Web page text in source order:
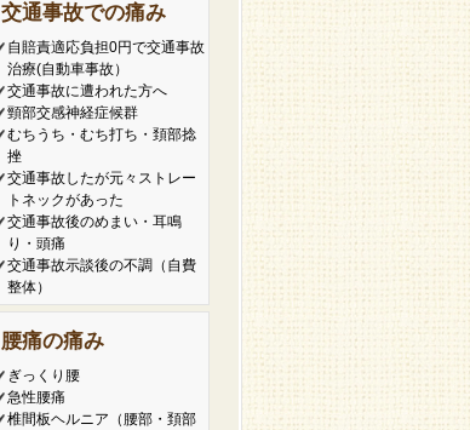
交通事故での痛み
自賠責適応負担0円で交通事故
治療(自動車事故）
交通事故に遭われた方へ
頸部交感神経症候群
むちうち・むち打ち・頚部捻
挫
交通事故したが元々ストレー
トネックがあった
交通事故後のめまい・耳鳴
り・頭痛
交通事故示談後の不調（自費
整体）
腰痛の痛み
ぎっくり腰
急性腰痛
椎間板ヘルニア（腰部・頚部